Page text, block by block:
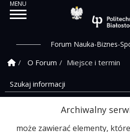
Forum Nauka-Biznes-
Strona Główna
O Forum Miejsce i termin
Szukaj informacji
Archiwalny
może zawierać elementy,